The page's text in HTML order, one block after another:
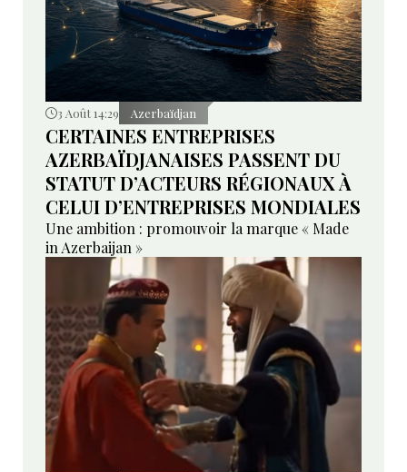
3 Août 14:29 Azerbaïdjan
CERTAINES ENTREPRISES
AZERBAÏDJANAISES PASSENT DU
STATUT D’ACTEURS RÉGIONAUX À
CELUI D’ENTREPRISES MONDIALES
Une ambition : promouvoir la marque « Made
in Azerbaijan »